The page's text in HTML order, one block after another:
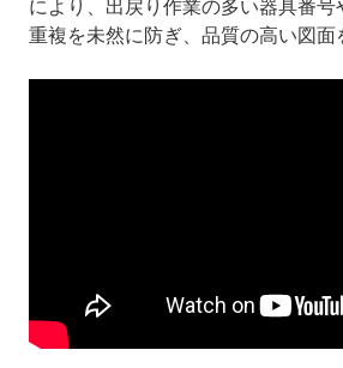
により、出戻り作業の多い器具番
重複を未然に防ぎ、品質の高い図面